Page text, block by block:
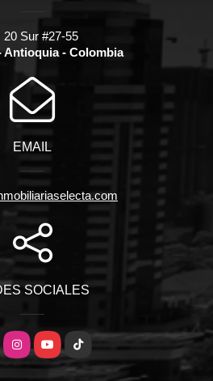
20 Sur #27-55
Antioquia - Colombia
EMAIL
SOCIALES
InstagramYouTubeTikTok